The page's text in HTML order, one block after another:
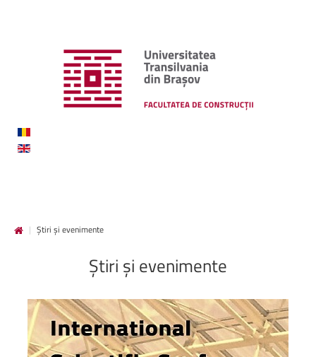
| Știri și evenimente
Știri și evenimente